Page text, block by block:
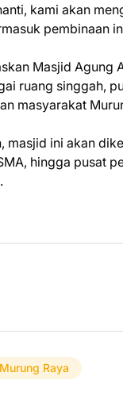
kami akan
pembinaan
Masjid Agung
ruang singgah,
masyarakat
masjid ini akan
hingga pusat
Raya